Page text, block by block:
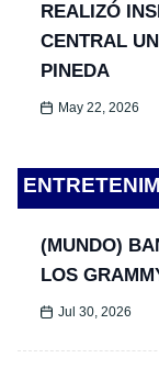
REALIZÓ
CENTRAL
PINEDA
May 22, 2026
(MUNDO)
LOS
Jul 30, 2026